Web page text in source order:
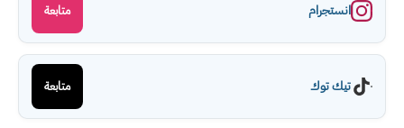
انستجرام متابعة
تيك توك متابعة